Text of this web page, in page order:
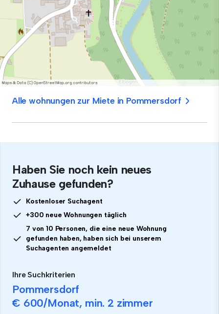
Alle wohnungen zur Miete in Pommersdorf
Haben Sie noch kein neues
Zuhause gefunden?
Kostenloser Suchagent
+300 neue Wohnungen täglich
7 von 10 Personen, die eine neue Wohnung
gefunden haben, haben sich bei unserem
Suchagenten angemeldet
Ihre Suchkriterien
Pommersdorf
€ 600/Monat, min. 2 zimmer